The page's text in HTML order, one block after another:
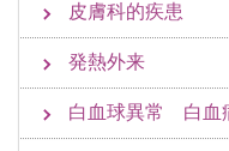
皮膚科的疾患
発熱外来
白血球異常 白血